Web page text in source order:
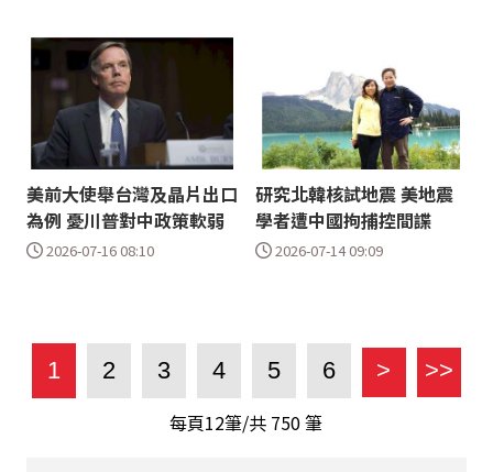
美前大使舉台灣及晶片出口
為例 憂川普對中政策軟弱
2026-07-16 08:10
研究北韓核試地震 美地震
學者遭中國拘捕控間諜
2026-07-14 09:09
1 2 3 4 5 6 > >>
每頁12筆/共 750筆